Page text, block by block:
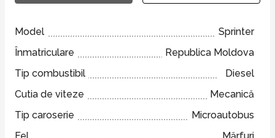
Model
Sprinter
Înmatriculare
Republica Moldova
Tip combustibil
Diesel
Cutia de viteze
Mecanică
Tip caroserie
Microautobus